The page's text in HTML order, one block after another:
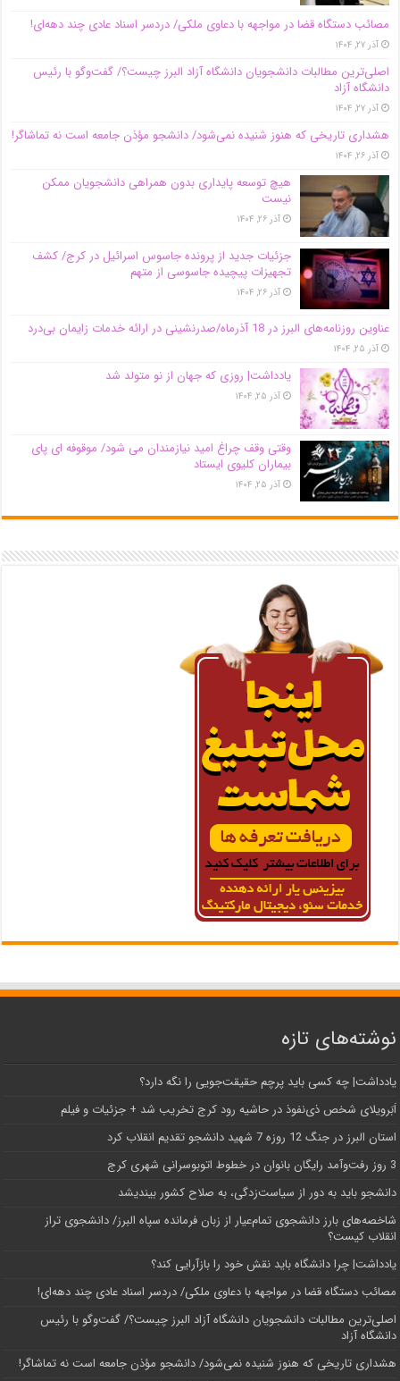
مصائب دستگاه قضا در مواجهه با دعاوی ملکی/ دردسر اسناد عادی چند‌ دهه‌ای!
آذر ۲۷, ۱۴۰۴
اصلی‌ترین مطالبات دانشجویان دانشگاه آزاد البرز چیست؟/ گفت‌وگو با رئیس
دانشگاه آز‌اد
آذر ۲۷, ۱۴۰۴
هشداری تاریخی که هنوز شنیده نمی‌شود/ دانشجو مؤذن جامعه است نه تماشاگر!
آذر ۲۶, ۱۴۰۴
هیچ توسعه پایداری بدون همراهی دانشجویان ممکن
نیست
آذر ۲۶, ۱۴۰۴
جزئیات جدید از پرونده جاسوس اسرائیل در کرج/‌ کشف
تجهیزات پیچیده جاسوسی از متهم
آذر ۲۶, ۱۴۰۴
عناوین روزنامه‌های البرز در ‌18 آذرماه/صدرنشینی در ارائه خدمات زایمان بی‌درد
آذر ۲۵, ۱۴۰۴
یادداشت| روزی که جهان از نو متولد شد
آذر ۲۵, ۱۴۰۴
وقتی وقف چراغ امید نیازمندان می شود/ موقوفه ای پای
بیماران کلیوی ایستاد
آذر ۲۵, ۱۴۰۴
نوشته‌های تازه
یادداشت| ‌چه کسی باید پرچم حقیقت‌جویی را نگه دارد؟
اَبَر‌ویلای شخص ذی‌نفوذ در حاشیه‌ رود کرج تخریب شد + جزئیات و فیلم
استان البرز در جنگ 12 روزه 7 شهید دانشجو تقدیم انقلاب کرد
3 روز رفت‌وآمد رایگان بانوان در خطوط اتوبوسرانی شهری کرج
دانشجو باید به دور از سیاست‌زدگی، به صلاح کشور بیندیشد
شاخصه‌های بارز دانشجوی تمام‌عیار از زبان فرمانده سپاه البرز/ دانشجوی تراز
انقلاب کیست؟
یادداشت| چرا دانشگاه باید نقش خود را بازآرایی کند؟
مصائب دستگاه قضا در مواجهه با دعاوی ملکی/ دردسر اسناد عادی چند‌ دهه‌ای!
اصلی‌ترین مطالبات دانشجویان دانشگاه آزاد البرز چیست؟/ گفت‌وگو با رئیس
دانشگاه آز‌اد
هشداری تاریخی که هنوز شنیده نمی‌شود/ دانشجو مؤذن جامعه است نه تماشاگر!